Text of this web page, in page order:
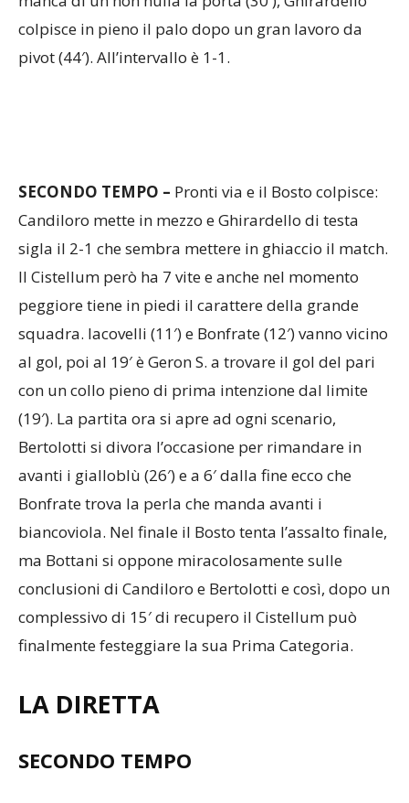
colpisce in pieno il palo dopo un gran lavoro da
pivot (44′). All’intervallo è 1-1.
Candiloro mette in mezzo e Ghirardello di testa
sigla il 2-1 che sembra mettere in ghiaccio il match.
Il Cistellum però ha 7 vite e anche nel momento
peggiore tiene in piedi il carattere della grande
squadra. Iacovelli (11′) e Bonfrate (12′) vanno vicino
al gol, poi al 19′ è Geron S. a trovare il gol del pari
con un collo pieno di prima intenzione dal limite
(19′). La partita ora si apre ad ogni scenario,
Bertolotti si divora l’occasione per rimandare in
avanti i gialloblù (26′) e a 6′ dalla fine ecco che
Bonfrate trova la perla che manda avanti i
biancoviola. Nel finale il Bosto tenta l’assalto finale,
ma Bottani si oppone miracolosamente sulle
conclusioni di Candiloro e Bertolotti e così, dopo un
complessivo di 15′ di recupero il Cistellum può
finalmente festeggiare la sua Prima Categoria.